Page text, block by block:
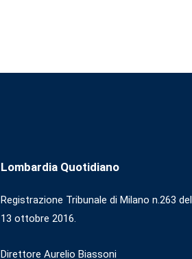
Lombardia Quotidiano
Registrazione Tribunale di Milano n.263 del
13 ottobre 2016.
Direttore Aurelio Biassoni